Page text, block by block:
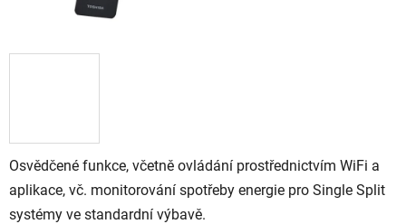
Osvědčené funkce, včetně ovládání prostřednictvím WiFi a
aplikace, vč. monitorování spotřeby energie pro Single Split
systémy ve standardní výbavě.